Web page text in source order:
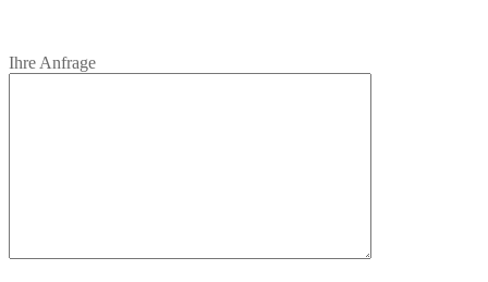
Ihre Anfrage